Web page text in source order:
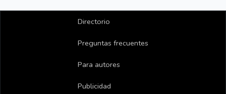
Directorio
Preguntas frecuentes
Para autores
Publicidad